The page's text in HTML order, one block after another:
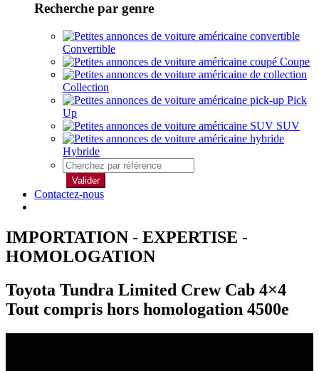
Recherche par genre
Convertible
Coupe
Collection
Pick
Up
SUV
Hybride
Valider
Contactez-nous
IMPORTATION - EXPERTISE -
HOMOLOGATION
Toyota Tundra Limited Crew Cab 4×4
Tout compris hors homologation 4500e